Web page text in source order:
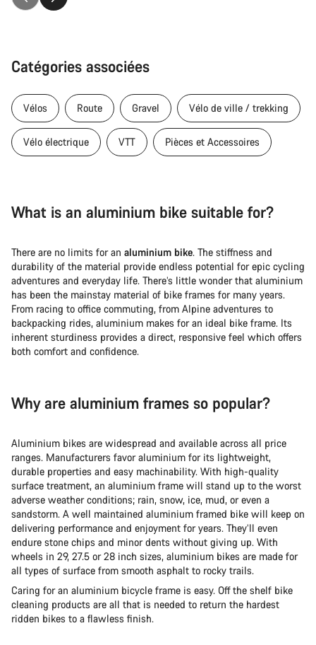
Catégories associées
Vélos Route Gravel Vélo de ville / trekking
Vélo électrique VTT Pièces et Accessoires
What is an aluminium bike suitable for?
There are no limits for an aluminium bike. The stiffness and
durability of the material provide endless potential for epic cycling
adventures and everyday life. There’s little wonder that aluminium
has been the mainstay material of bike frames for many years.
From racing to office commuting, from Alpine adventures to
backpacking rides, aluminium makes for an ideal bike frame. Its
inherent sturdiness provides a direct, responsive feel which offers
both comfort and confidence.
Why are aluminium frames so popular?
Aluminium bikes are widespread and available across all price
ranges. Manufacturers favor aluminium for its lightweight,
durable properties and easy machinability. With high-quality
surface treatment, an aluminium frame will stand up to the worst
adverse weather conditions; rain, snow, ice, mud, or even a
sandstorm. A well maintained aluminium framed bike will keep on
delivering performance and enjoyment for years. They’ll even
endure stone chips and minor dents without giving up. With
wheels in 29, 27.5 or 28 inch sizes, aluminium bikes are made for
all types of surface from smooth asphalt to rocky trails.
Caring for an aluminium bicycle frame is easy. Off the shelf bike
cleaning products are all that is needed to return the hardest
ridden bikes to a flawless finish.